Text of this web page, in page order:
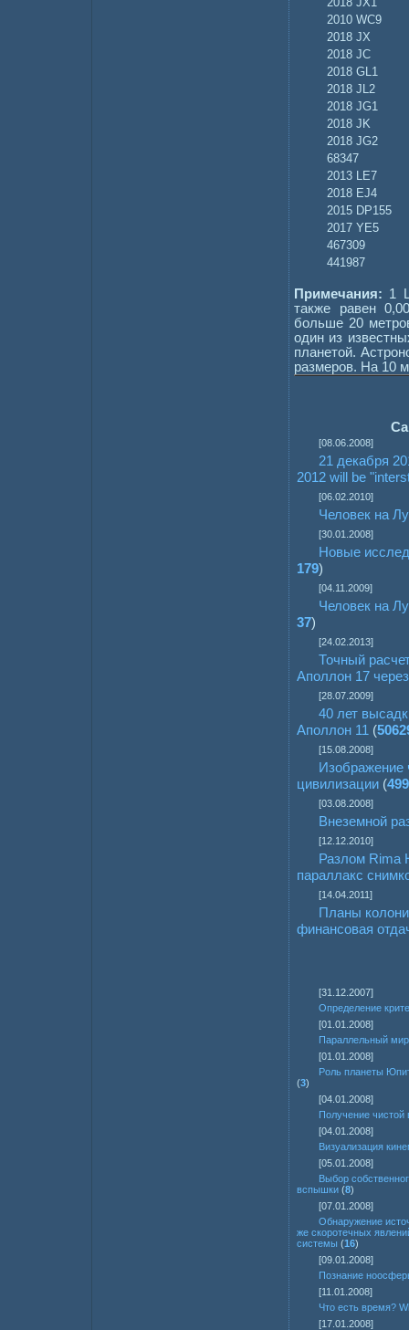
2010 WC9
2018 JX
2018 JC
2018 GL1
2018 JL2
2018 JG1
2018 JK
2018 JG2
68347
2013 LE7
2018 EJ4
2015 DP155
2017 YE5
467309
441987
Примечания: 1
также равен
больше 20
один из
планетой.
размеров. На 10
[08.06.2008]
21 декабря
2012 will be
[06.02.2010]
Человек на
[30.01.2008]
Новые
179)
[04.11.2009]
Человек на
37)
[24.02.2013]
Точный
Аполлон 17
[28.07.2009]
40 лет
Аполлон 11 (
[15.08.2008]
Изображение
цивилизации (
[03.08.2008]
Внеземной
[12.12.2010]
Разлом Rima
параллакс
[14.04.2011]
Планы
финансовая
[31.12.2007]
Определение
[01.01.2008]
Параллельный мир
[01.01.2008]
Роль планеты
(3)
[04.01.2008]
Получение чистой
[04.01.2008]
Визуализация
[05.01.2008]
Выбор
вспышки (8)
[07.01.2008]
Обнаружение
же скоротечных
системы (16)
[09.01.2008]
Познание
[11.01.2008]
Что есть время?
[17.01.2008]